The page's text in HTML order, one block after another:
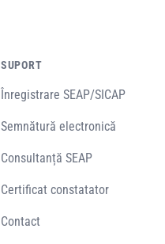
SUPORT
Înregistrare SEAP/SICAP
Semnătură electronică
Consultanță SEAP
Certificat constatator
Contact